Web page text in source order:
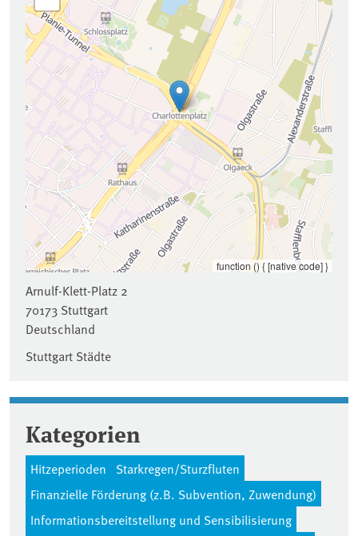
function () { [native code] }
Arnulf-Klett-Platz 2
70173 Stuttgart
Deutschland
Stuttgart Städte
Kategorien
Hitzeperioden
Starkregen/Sturzfluten
Finanzielle Förderung (z.B. Subvention, Zuwendung)
Informationsbereitstellung und Sensibilisierung